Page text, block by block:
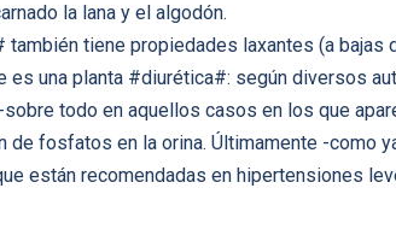
la lana y el algodón.
tiene propiedades laxantes (a
es una planta #diurética#: según diversos
todo en aquellos casos en los que
de fosfatos en la orina. Últimamente -como
están recomendadas en hipertensiones